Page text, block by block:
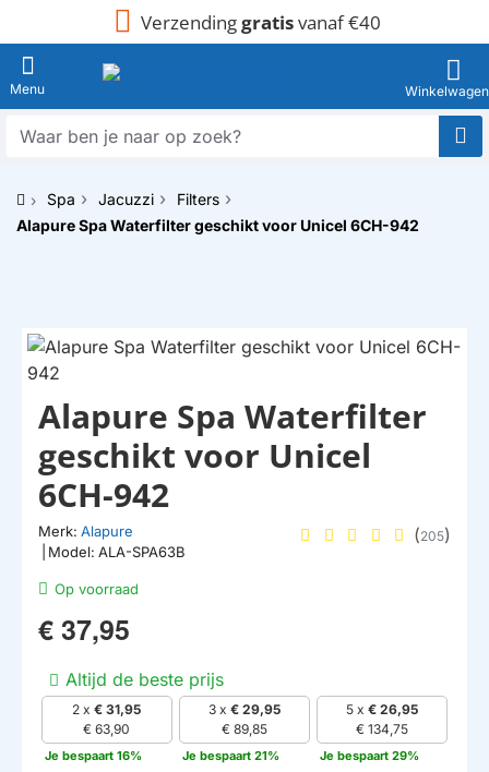
Verzendinggratisvanaf €40
Waar
naar
oph
Spa Jacuzzi
Filters
Alapure Spa Waterfilter geschikt voor Unicel 6CH-942
HUISMERK
Op voorraad
Alapure Spa Waterfilter
geschikt voor Unicel
6CH-942
Merk: Alapure
Model: ALA-SPA63B
(205)
€ 37,95
Altijd de beste prijs
2 x€ 31,95
€ 63,90
Je bespaart 16%
3 x € 29,95
€ 89,85
Je bespaart 21%
5 x € 26,95
€ 134,75
Je bespaart 29%